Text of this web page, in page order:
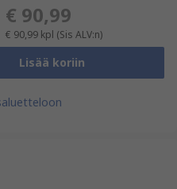
€ 90,99
€ 90,99 kpl (Sis ALV:n)
Lisää koriin